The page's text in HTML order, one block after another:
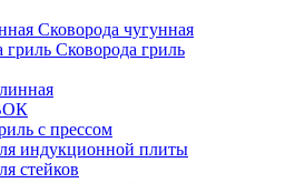
Сковорода чугунная
Сковорода гриль
с прессом
индукционной плиты
стейков